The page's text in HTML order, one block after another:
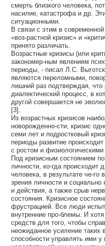
смерть близкого человека,
насилие, катастрофа и др.
ситуационными.
В связи с этим в
«воз-растной кризис» и
принято различать.
Возрастные кризисы (или
закономер-ным явлением
периоды, - писал Л.С.
являются переломными,
лишний раз подтверждая, что
диалектический процесс, в
другой совершается не
[3].
Из возрастных кризисов
новорожденно-сти, кризис
семи лет и подростковый
периоды развитие
с ростом и
Под кризисным состоянием
личности, ко-гда происходит
человека, в результате че-го
зрения личности и социально
и действия, а также срыв
состояния. Кризисное
фрустрацией. Все люди
внутренние про-блемы. И
средств для того, чтобы
неожиданное усиление таких
способности управлять ими